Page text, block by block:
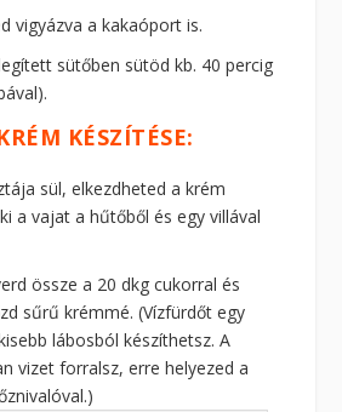
vigyázva a kakaóport is.
sütőben sütöd kb. 40 percig
KÉSZÍTÉSE:
sül, elkezdheted a krém
a vajat a hűtőből és egy villával
össze a 20 dkg cukorral és
sűrű krémmé. (Vízfürdőt egy
lábosból készíthetsz. A
vizet forralsz, erre helyezed a